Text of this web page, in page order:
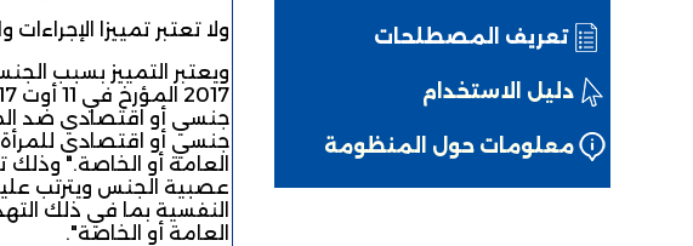
تعريف المصطلحات
دليل الاستخدام
معلومات حول المنظومة
ولا تعتبر تمييزا
جنسي أو اقتصادي ضد
جنسي أو اقتصادي للمرأة
عصبية الجنس ويترتب
النفسية بما في ذلك
العامة أو الخاصة".